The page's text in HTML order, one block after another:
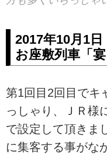
2017年10月1
お座敷列車「
第1回目2回目でキ
っしゃり、ＪＲ様
で設定して頂きま
に集客する事がな